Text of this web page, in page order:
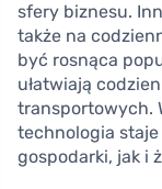
sfery biznesu.
także na
być rosnąca
ułatwiają
transportowych.
technologia
gospodarki, jak i